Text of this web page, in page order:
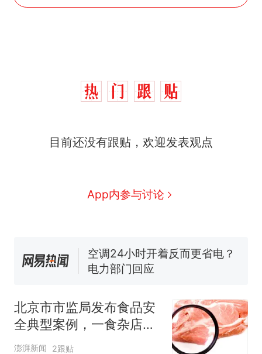
目前还没有跟贴，欢迎发表观点
App内参与讨论
全部作废，公平么？
眼了……
视频丨只要一枚命中就能让航
母瘫痪 轰-6J实力有多强？
佛山一中学招聘物理教师，笔
试前13名均遭淘汰？教育局：
核查
搜，网友：天塌了！
热
十多万人报名的考试，成绩
全部作废，公平么？
北京市市监局发布食品安
全典型案例，一食杂店用
猪肉冒出牛肉被罚
澎湃新闻 2跟贴